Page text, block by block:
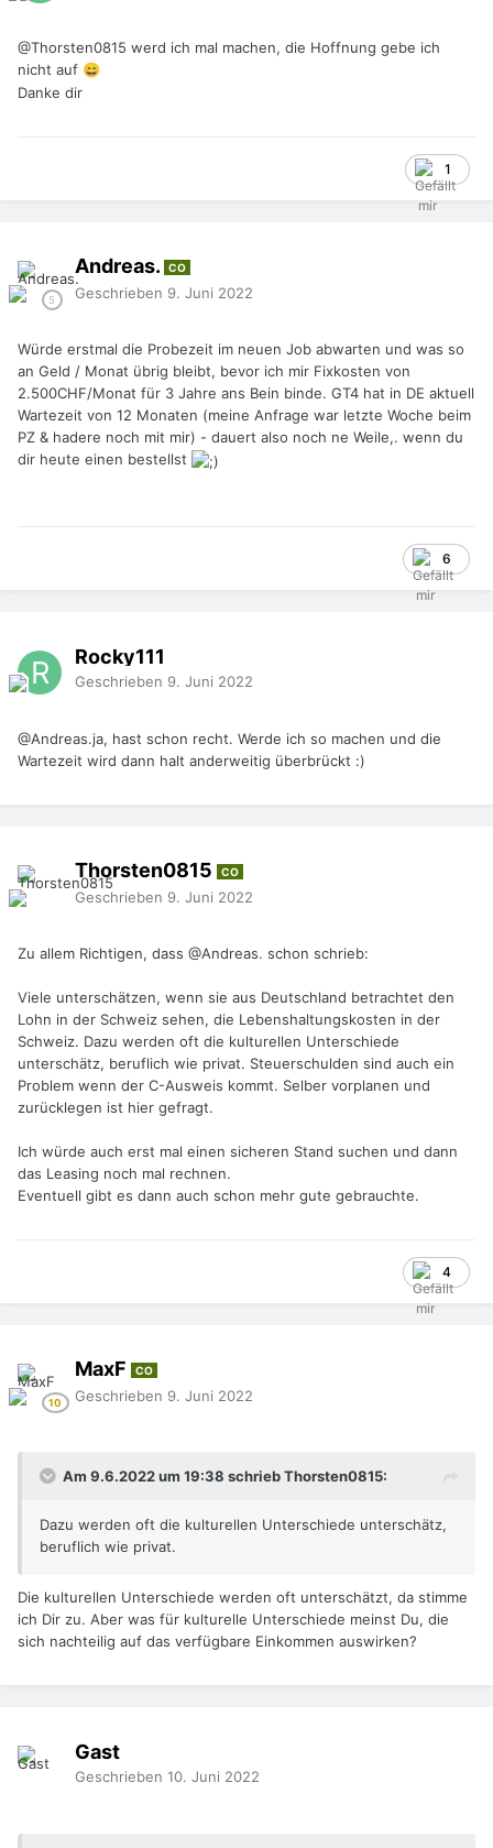
@Thorsten0815 werd ich mal machen, die Hoffnung gebe ich
nicht auf 😄
Danke dir
1
Andreas. CO
Geschrieben 9. Juni 2022
Würde erstmal die Probezeit im neuen Job abwarten und was so
an Geld / Monat übrig bleibt, bevor ich mir Fixkosten von
2.500CHF/Monat für 3 Jahre ans Bein binde. GT4 hat in DE aktuell
Wartezeit von 12 Monaten (meine Anfrage war letzte Woche beim
PZ & hadere noch mit mir) - dauert also noch ne Weile,. wenn du
dir heute einen bestellst
6
Rocky111
Geschrieben 9. Juni 2022
@Andreas.ja, hast schon recht. Werde ich so machen und die
Wartezeit wird dann halt anderweitig überbrückt :)
Thorsten0815 CO
Geschrieben 9. Juni 2022
Zu allem Richtigen, dass @Andreas. schon schrieb:
Viele unterschätzen, wenn sie aus Deutschland betrachtet den
Lohn in der Schweiz sehen, die Lebenshaltungskosten in der
Schweiz. Dazu werden oft die kulturellen Unterschiede
unterschätz, beruflich wie privat. Steuerschulden sind auch ein
Problem wenn der C-Ausweis kommt. Selber vorplanen und
zurücklegen ist hier gefragt.
Ich würde auch erst mal einen sicheren Stand suchen und dann
das Leasing noch mal rechnen.
Eventuell gibt es dann auch schon mehr gute gebrauchte.
4
MaxF CO
Geschrieben 9. Juni 2022
Am 9.6.2022 um 19:38 schrieb Thorsten0815:
Dazu werden oft die kulturellen Unterschiede unterschätz,
beruflich wie privat.
Die kulturellen Unterschiede werden oft unterschätzt, da stimme
ich Dir zu. Aber was für kulturelle Unterschiede meinst Du, die
sich nachteilig auf das verfügbare Einkommen auswirken?
Gast
Geschrieben 10. Juni 2022